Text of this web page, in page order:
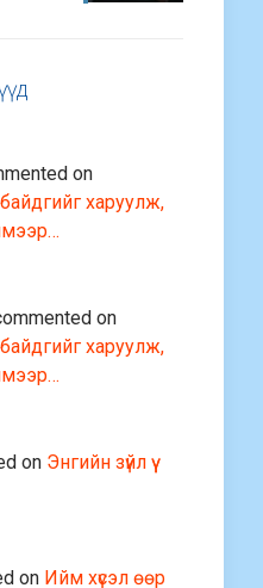
on
харуулж,
on
харуулж,
on Энгийн зүйл үү
on Ийм хүсэл өөр